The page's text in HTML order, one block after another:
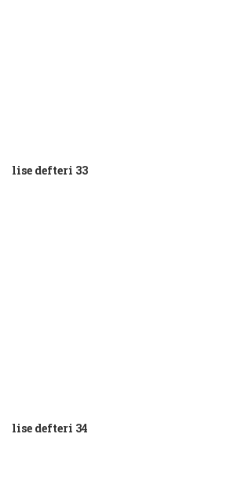
lise defteri 33
lise defteri 34